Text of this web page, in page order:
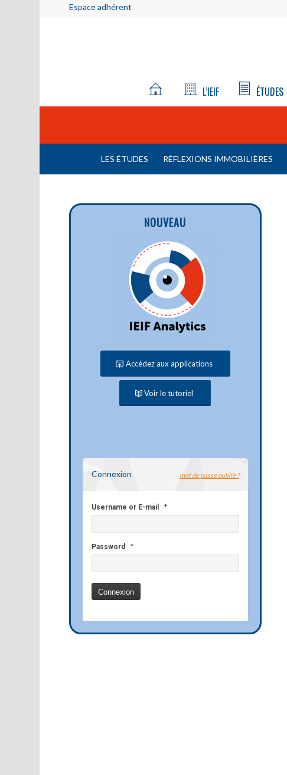
Espace adhérent
L’IEIF ÉTUDES
LES ÉTUDES RÉFLEXIONS IMMOBILIÈRES
NOUVEAU
Accédez aux applications
Voir le tutoriel
Connexion mot de passe oublié ?
Username or E-mail *
Password *